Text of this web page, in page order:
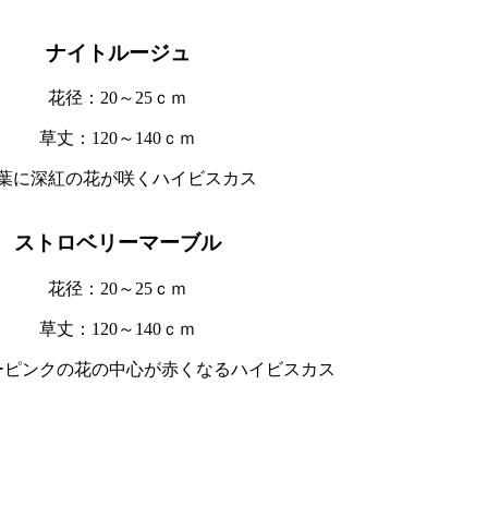
ナイトルージュ
花径：20～25ｃｍ
草丈：120～140ｃｍ
に深紅の花が咲くハイビスカス
ストロベリーマーブル
花径：20～25ｃｍ
草丈：120～140ｃｍ
ンクの花の中心が赤くなるハイビスカス